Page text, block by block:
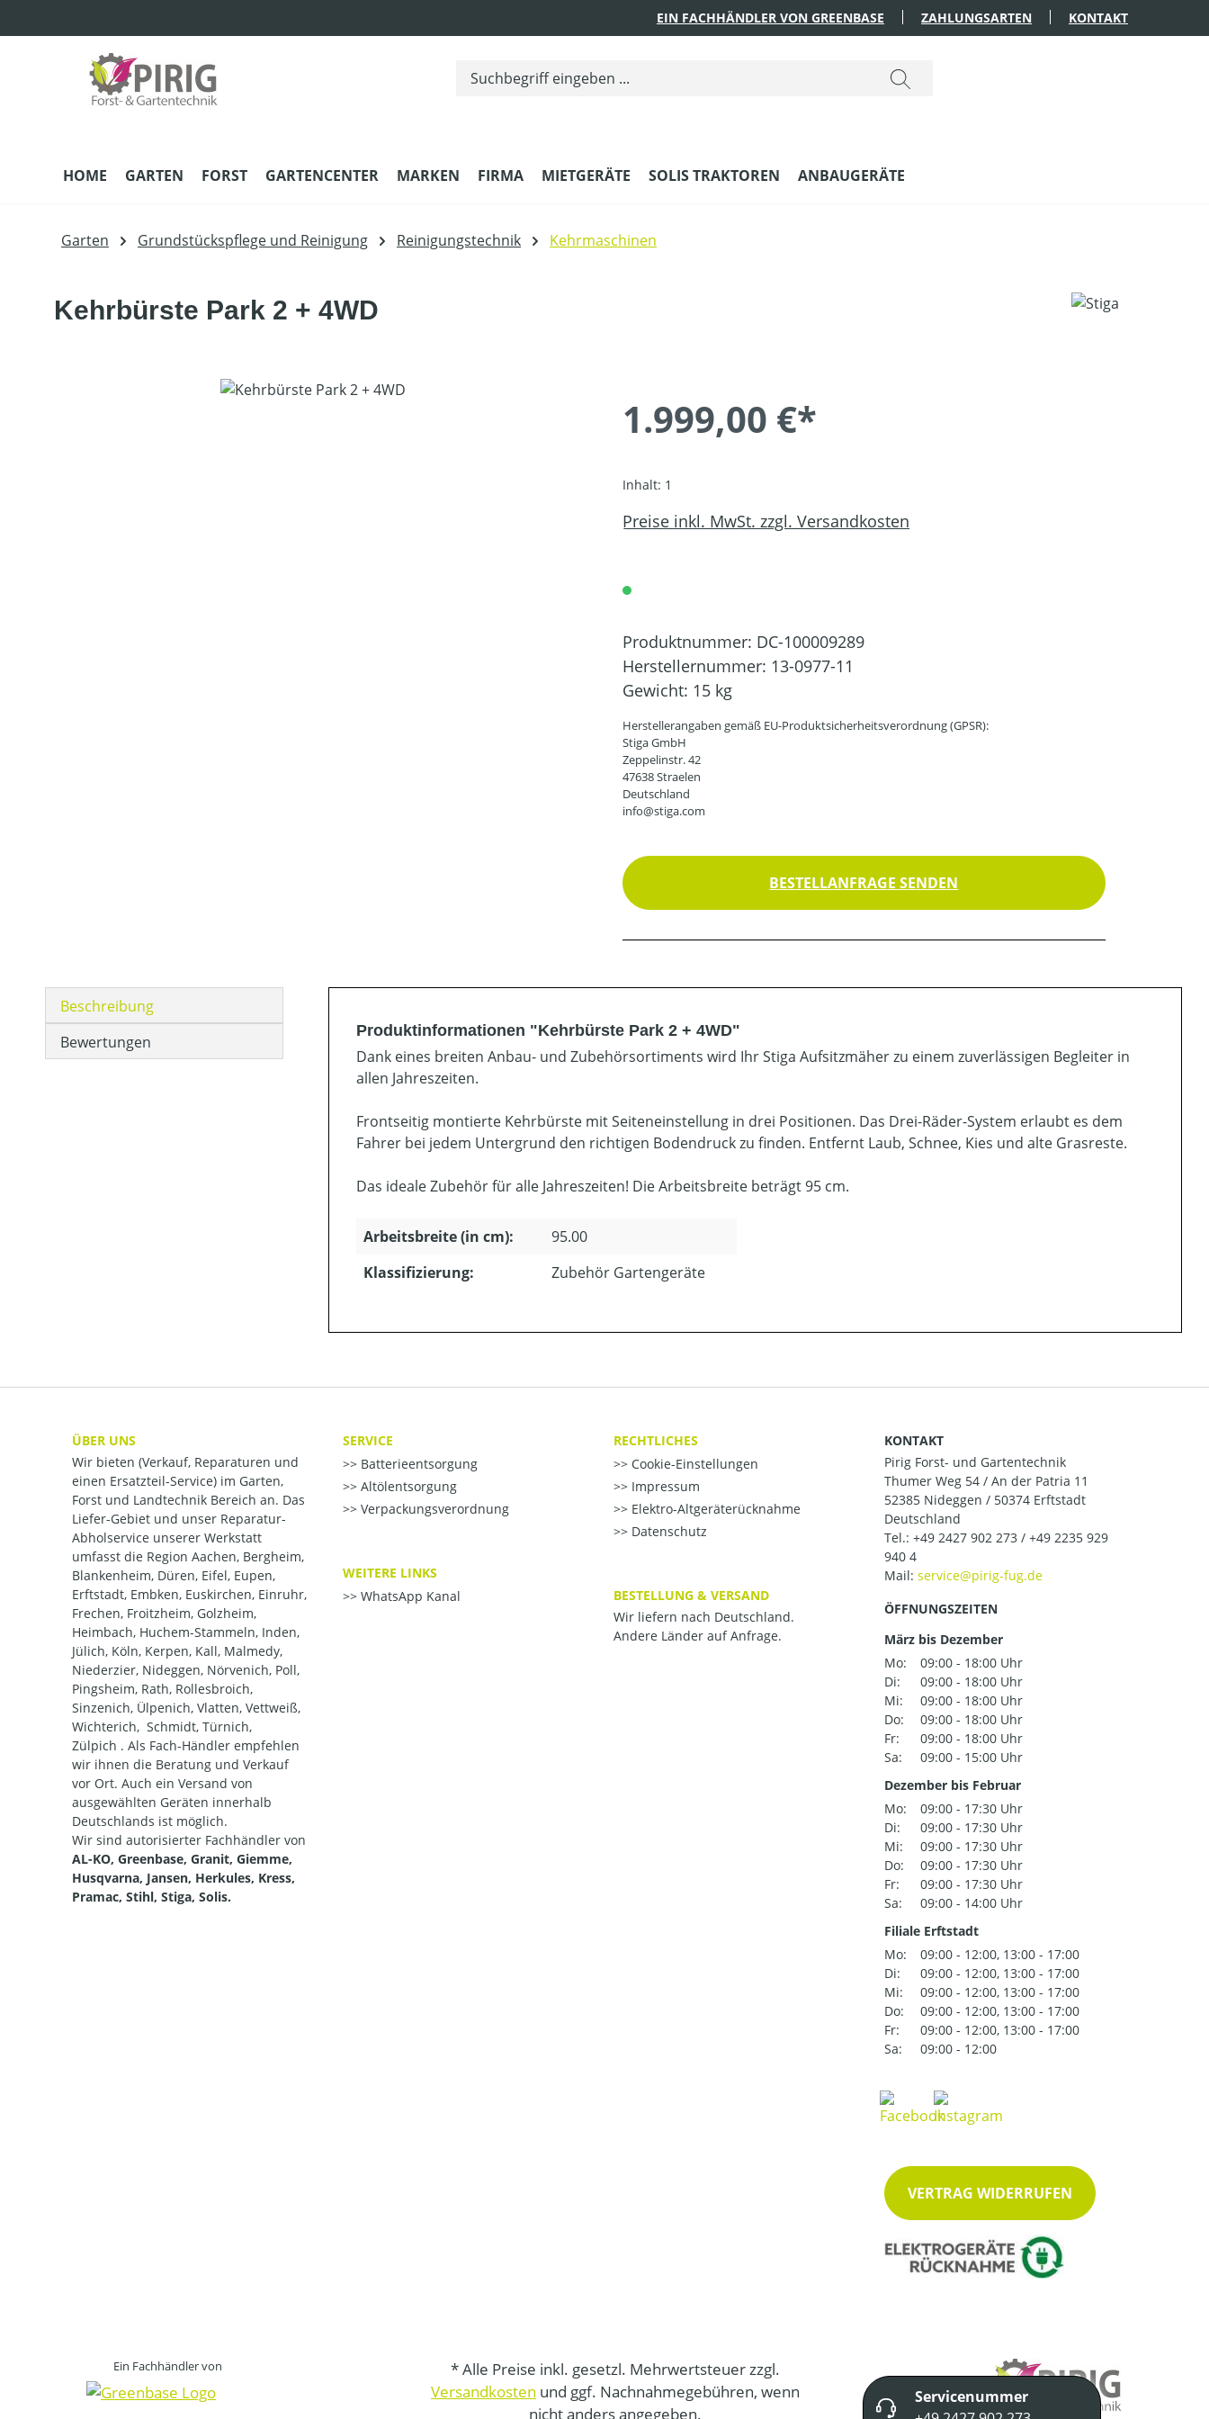
EIN FACHHÄNDLER VON GREENBASE ZAHLUNGSARTEN KONTAKT
HOME GARTEN FORST GARTENCENTER MARKEN FIRMA MIETGERÄTE SOLIS TRAKTOREN ANBAUGERÄTE
Garten Grundstückspflege und Reinigung Reinigungstechnik Kehrmaschinen
Kehrbürste Park 2 + 4WD
Bildergalerie überspringen
1.999,00 €*
Inhalt: 1
Preise inkl. MwSt. zzgl. Versandkosten
Produktnummer: DC-100009289
Herstellernummer: 13-0977-11
Gewicht: 15 kg
Herstellerangaben gemäß EU-Produktsicherheitsverordnung (GPSR):
Stiga GmbH
Zeppelinstr. 42
47638 Straelen
Deutschland
info@stiga.com
BESTELLANFRAGE SENDEN
Beschreibung
Bewertungen
Produktinformationen "Kehrbürste Park 2 + 4WD"
Dank eines breiten Anbau- und Zubehörsortiments wird Ihr Stiga Aufsitzmäher zu einem zuverlässigen Begleiter in
allen Jahreszeiten.
Frontseitig montierte Kehrbürste mit Seiteneinstellung in drei Positionen. Das Drei-Räder-System erlaubt es dem
Fahrer bei jedem Untergrund den richtigen Bodendruck zu finden. Entfernt Laub, Schnee, Kies und alte Grasreste.
Das ideale Zubehör für alle Jahreszeiten! Die Arbeitsbreite beträgt 95 cm.
Arbeitsbreite (in cm):
95.00
Klassifizierung:
Zubehör Gartengeräte
ÜBER UNS
Wir bieten (Verkauf, Reparaturen und
einen Ersatzteil-Service) im Garten,
Forst und Landtechnik Bereich an. Das
Liefer-Gebiet und unser Reparatur-
Abholservice unserer Werkstatt
umfasst die Region Aachen, Bergheim,
Blankenheim, Düren, Eifel, Eupen,
Erftstadt, Embken, Euskirchen, Einruhr,
Frechen, Froitzheim, Golzheim,
Heimbach, Huchem-Stammeln, Inden,
Jülich, Köln, Kerpen, Kall, Malmedy,
Niederzier, Nideggen, Nörvenich, Poll,
Pingsheim, Rath, Rollesbroich,
Sinzenich, Ülpenich, Vlatten, Vettweiß,
Wichterich, Schmidt, Türnich,
Zülpich . Als Fach-Händler empfehlen
wir ihnen die Beratung und Verkauf
vor Ort. Auch ein Versand von
ausgewählten Geräten innerhalb
Deutschlands ist möglich.
Wir sind autorisierter Fachhändler von
AL-KO, Greenbase, Granit, Giemme,
Husqvarna, Jansen, Herkules, Kress,
Pramac, Stihl, Stiga, Solis.
SERVICE
Batterieentsorgung
Altölentsorgung
Verpackungsverordnung
WEITERE LINKS
WhatsApp Kanal
RECHTLICHES
Cookie-Einstellungen
Impressum
Elektro-Altgeräterücknahme
Datenschutz
BESTELLUNG & VERSAND
Wir liefern nach Deutschland.
Andere Länder auf Anfrage.
KONTAKT
Pirig Forst- und Gartentechnik
Thumer Weg 54 / An der Patria 11
52385 Nideggen / 50374 Erftstadt
Deutschland
Tel.: +49 2427 902 273 / +49 2235 929
940 4
Mail:
ÖFFNUNGSZEITEN
März bis Dezember
Mo:
09:00 - 18:00 Uhr
Di:
09:00 - 18:00 Uhr
Mi:
09:00 - 18:00 Uhr
Do:
09:00 - 18:00 Uhr
Fr:
09:00 - 18:00 Uhr
Sa:
09:00 - 15:00 Uhr
Dezember bis Februar
Mo:
09:00 - 17:30 Uhr
Di:
09:00 - 17:30 Uhr
Mi:
09:00 - 17:30 Uhr
Do:
09:00 - 17:30 Uhr
Fr:
09:00 - 17:30 Uhr
Sa:
09:00 - 14:00 Uhr
Filiale Erftstadt
Mo:
09:00 - 12:00, 13:00 - 17:00
Di:
09:00 - 12:00, 13:00 - 17:00
Mi:
09:00 - 12:00, 13:00 - 17:00
Do:
09:00 - 12:00, 13:00 - 17:00
Fr:
09:00 - 12:00, 13:00 - 17:00
Sa:
09:00 - 12:00
VERTRAG WIDERRUFEN
Ein Fachhändler von
* Alle Preise inkl. gesetzl. Mehrwertsteuer zzgl.
Versandkosten und ggf. Nachnahmegebühren, wenn
nicht anders angegeben.
Servicenummer